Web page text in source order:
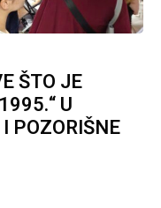
ŠTO JE
U
POZORIŠNE